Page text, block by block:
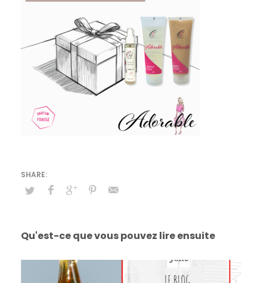
Qu'est-ce que vous pouvez lire ensuite